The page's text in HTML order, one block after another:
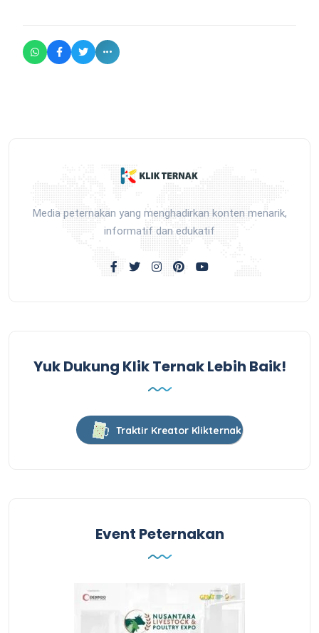
Media peternakan yang menghadirkan konten menarik,
informatif dan edukatif
Yuk Dukung Klik Ternak Lebih Baik!
Traktir Kreator Klikternak
Event Peternakan